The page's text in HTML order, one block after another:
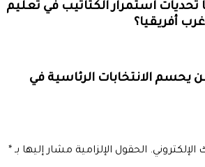
استمرار الكتاتيب في تعليم
أفريقيا؟
يحسم الانتخابات الرئاسية في
الحقول الإلزامية مشار إليها بـ *